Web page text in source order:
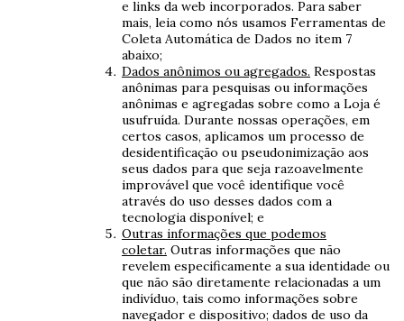
e links da web incorporados. Para saber
mais, leia como nós usamos Ferramentas de
Coleta Automática de Dados no item 7
abaixo;
Dados anônimos ou agregados. Respostas
anônimas para pesquisas ou informações
anônimas e agregadas sobre como a Loja é
usufruída. Durante nossas operações, em
certos casos, aplicamos um processo de
desidentificação ou pseudonimização aos
seus dados para que seja razoavelmente
improvável que você identifique você
através do uso desses dados com a
tecnologia disponível; e
Outras informações que podemos
coletar. Outras informações que não
revelem especificamente a sua identidade ou
que não são diretamente relacionadas a um
indivíduo, tais como informações sobre
navegador e dispositivo; dados de uso da